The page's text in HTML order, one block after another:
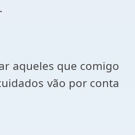
aqueles que comigo
vão por conta